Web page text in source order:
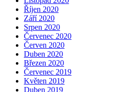
Říjen 2020
Září 2020
Srpen 2020
Červenec 2020
Červen 2020
Duben 2020
Březen 2020
Červenec 2019
Květen 2019
Duben 2019